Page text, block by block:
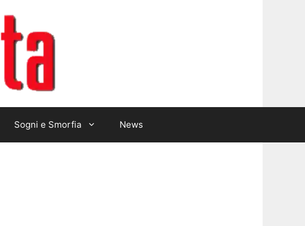
Sogni e Smorfia News